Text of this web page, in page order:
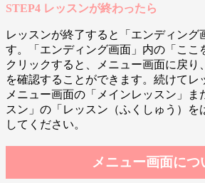
STEP4 レッスンが終わったら
レッスンが終了すると「エンディング
す。「エンディング画面」内の「ここ
クリックすると、メニュー画面に戻り
を確認することができます。続けてレ
メニュー画面の「メインレッスン」ま
スン」の「レッスン（ふくしゅう）を
してください。
メニュー画面につ